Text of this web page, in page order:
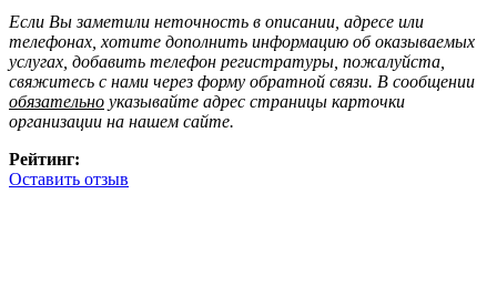
Если Вы заметили неточность в описании, адресе или
телефонах, хотите дополнить информацию об оказываемых
услугах, добавить телефон регистратуры, пожалуйста,
свяжитесь с нами через форму обратной связи. В сообщении
обязательно указывайте адрес страницы карточки
организации на нашем сайте.
Рейтинг:
Оставить отзыв